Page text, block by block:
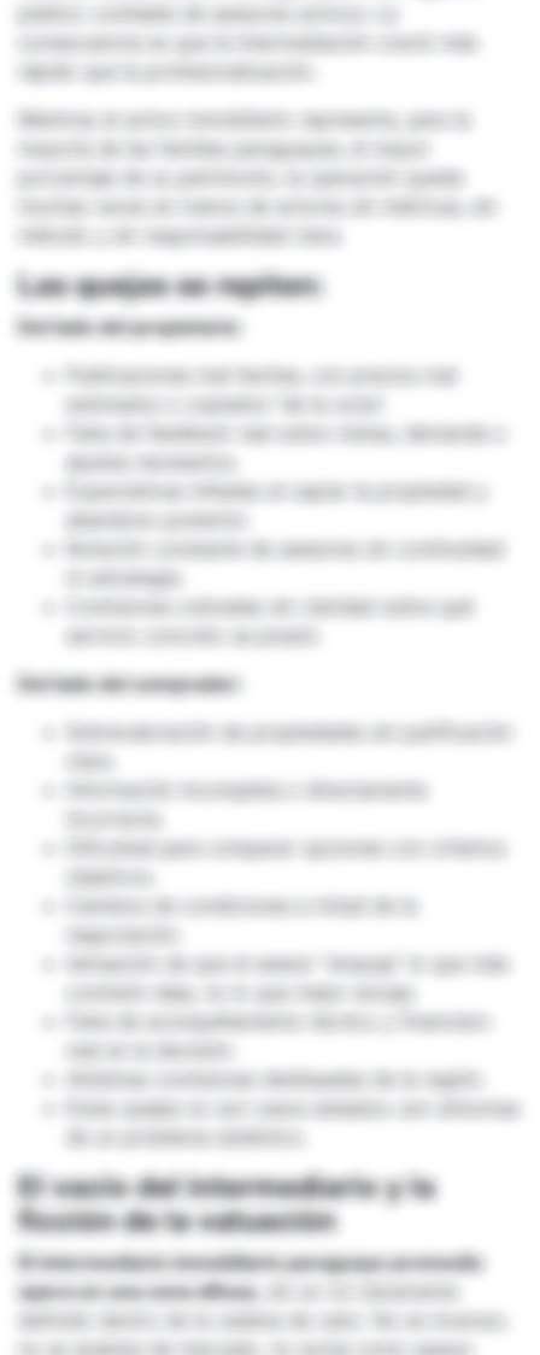
público confiable de asesores activos. La
consecuencia es que la intermediación creció más
rápido que la profesionalización.
Mientras el activo inmobiliario representa, para la
mayoría de las familias paraguayas, el mayor
porcentaje de su patrimonio, la operación queda
muchas veces en manos de actores sin métricas, sin
método y sin responsabilidad clara.
Las quejas se repiten:
Del lado del propietario:
Publicaciones mal hechas, con precios mal
estimados o copiados “de la zona”.
Falta de feedback real sobre visitas, demanda o
ajustes necesarios.
Expectativas infladas al captar la propiedad y
abandono posterior.
Rotación constante de asesores sin continuidad
ni estrategia.
Comisiones cobradas sin claridad sobre qué
servicio concreto se prestó.
Del lado del comprador:
Sobrevaloración de propiedades sin justificación
clara.
Información incompleta o directamente
incorrecta.
Dificultad para comparar opciones con criterios
objetivos.
Cambios de condiciones a mitad de la
negociación.
Sensación de que el asesor “empuja” lo que más
comisión deja, no lo que mejor encaja.
Falta de acompañamiento técnico y financiero
real en la decisión.
Altísimas comisiones desfasadas de la región.
Estas quejas no son casos aislados: son síntomas
de un problema sistémico.
El vacío del intermediario y la
ficción de la valuación
El intermediario inmobiliario paraguayo promedio
opera en una zona difusa,
sin un rol claramente
definido dentro de la cadena de valor. No es inversor,
no es analista de mercado, no actúa como asesor